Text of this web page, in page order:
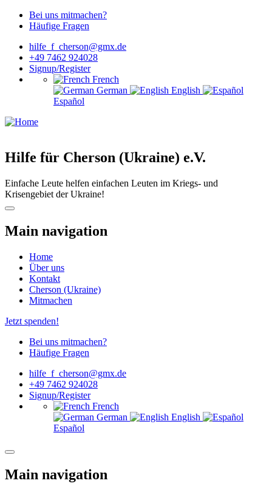
Bei uns mitmachen?
Häufige Fragen
hilfe_f_cherson@gmx.de
+49 7462 924028
Signup/Register
French
German
English
Español
Hilfe für Cherson (Ukraine) e.V.
Einfache Leute helfen einfachen Leuten im Kriegs- und
Krisengebiet der Ukraine!
Main navigation
Home
Über uns
Kontakt
Cherson (Ukraine)
Mitmachen
Jetzt spenden!
Bei uns mitmachen?
Häufige Fragen
hilfe_f_cherson@gmx.de
+49 7462 924028
Signup/Register
French
German
English
Español
Main navigation